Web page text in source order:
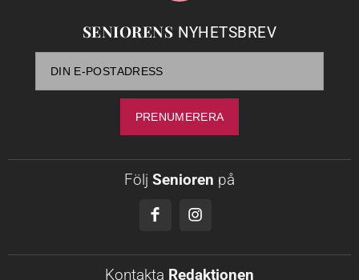
SENIORENS NYHETSBREV
Följ Senioren på
Kontakta Redaktionen